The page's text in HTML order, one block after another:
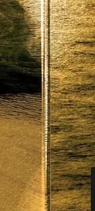
Company S.L.U.無